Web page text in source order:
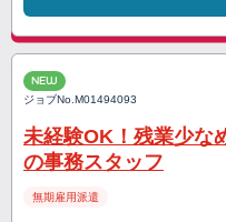
NEW
ジョブNo.M01494093
未経験OK！残業少な
の事務スタッフ
無期雇用派遣